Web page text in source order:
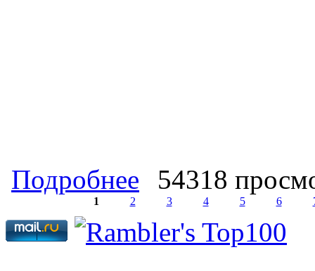
Подробнее о Аферы ЖКХ. Разъясняю аферы в
законодательства Российской
вопросом
54318
Страницы
1 2 3 4 5 6